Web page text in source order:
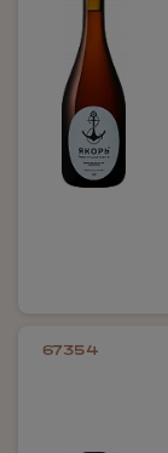
67354